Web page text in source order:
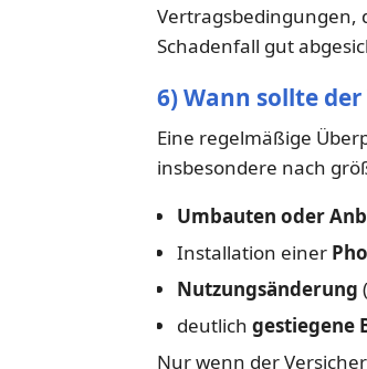
Vertragsbedingungen,
Schadenfall gut
6) Wann sollte
Eine regelmäßige
insbesondere nach
Umbauten oder
Installation einer
Nutzungsänderung
deutlich gestiegene
Nur wenn der